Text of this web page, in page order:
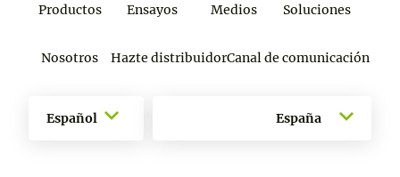
Productos Ensayos Medios Soluciones
Nosotros Hazte distribuidorCanal de comunicación
Español España